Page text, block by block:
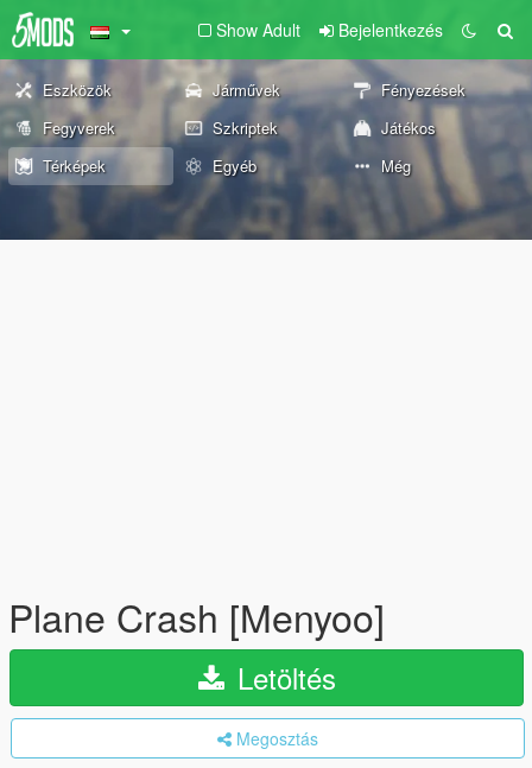
Show Adult Bejelentkezés
Eszközök Járművek
Fényezések
Fegyverek
Szkriptek
Játékos
Térképek
Egyéb Még
Plane Crash [Menyoo]
Letöltés
Megosztás